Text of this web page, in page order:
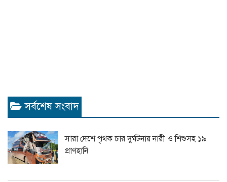
সর্বশেষ সংবাদ
সারা দেশে পৃথক চার দুর্ঘটনায় নারী ও শিশুসহ ১৯
প্রাণহানি